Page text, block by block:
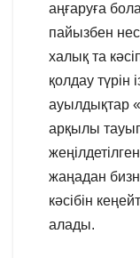
аңғаруға
пайызбен
халық та
қолдау түрін
ауылдықтар
арқылы
жаңадан
кәсібін
алады.